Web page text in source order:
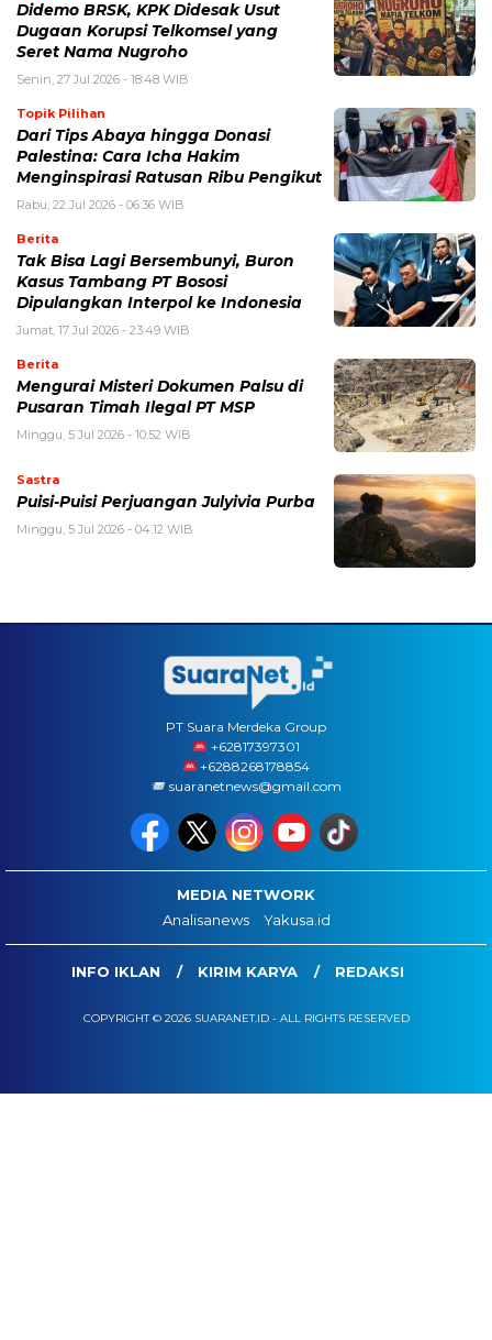
Didemo BRSK, KPK Didesak Usut
Dugaan Korupsi Telkomsel yang
Seret Nama Nugroho
Senin, 27 Jul 2026 - 18:48 WIB
Topik Pilihan
Dari Tips Abaya hingga Donasi
Palestina: Cara Icha Hakim
Menginspirasi Ratusan Ribu Pengikut
Rabu, 22 Jul 2026 - 06:36 WIB
Berita
Tak Bisa Lagi Bersembunyi, Buron
Kasus Tambang PT Bososi
Dipulangkan Interpol ke Indonesia
Jumat, 17 Jul 2026 - 23:49 WIB
Berita
Mengurai Misteri Dokumen Palsu di
Pusaran Timah Ilegal PT MSP
Minggu, 5 Jul 2026 - 10:52 WIB
Sastra
Puisi-Puisi Perjuangan Julyivia Purba
Minggu, 5 Jul 2026 - 04:12 WIB
PT Suara Merdeka Group
‪+62817397301
+6288268178854
suaranetnews@gmail.com
MEDIA NETWORK
Analisanews
Yakusa.id
INFO IKLAN KIRIM KARYA REDAKSI
COPYRIGHT © 2026 SUARANET.ID - ALL RIGHTS RESERVED